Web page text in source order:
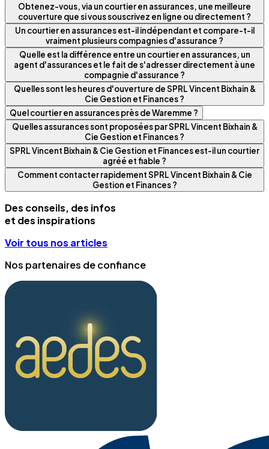
Obtenez-vous, via un courtier en assurances, une meilleure
couverture que si vous souscrivez en ligne ou directement ?
Un courtier en assurances est-il indépendant et compare-t-il
vraiment plusieurs compagnies d'assurance ?
Quelle est la différence entre un courtier en assurances, un
agent d'assurances et le fait de s'adresser directement à une
compagnie d'assurance ?
Quelles sont les heures d'ouverture de SPRL Vincent Bixhain &
Cie Gestion et Finances ?
Quel courtier en assurances près de Waremme ?
Quelles assurances sont proposées par SPRL Vincent Bixhain &
Cie Gestion et Finances ?
SPRL Vincent Bixhain & Cie Gestion et Finances est-il un courtier
agréé et fiable ?
Comment contacter rapidement SPRL Vincent Bixhain & Cie
Gestion et Finances ?
Des conseils, des infos
et des inspirations
Voir tous nos articles
Nos partenaires de confiance